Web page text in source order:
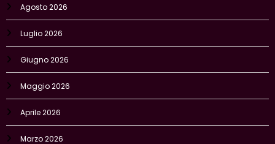
Agosto 2026
Luglio 2026
Giugno 2026
Maggio 2026
Aprile 2026
Marzo 2026